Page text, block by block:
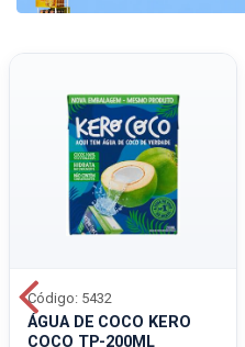
ÁGUA DE COCO KERO
COCO TP-200ML
Código: 5432